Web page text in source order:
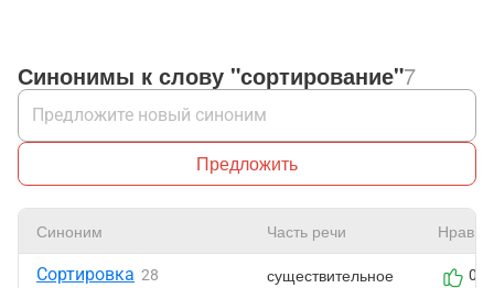
Синонимы к слову "сортирование"7
Предложить
Синоним Часть речи
Сортировка 28 существительное 0